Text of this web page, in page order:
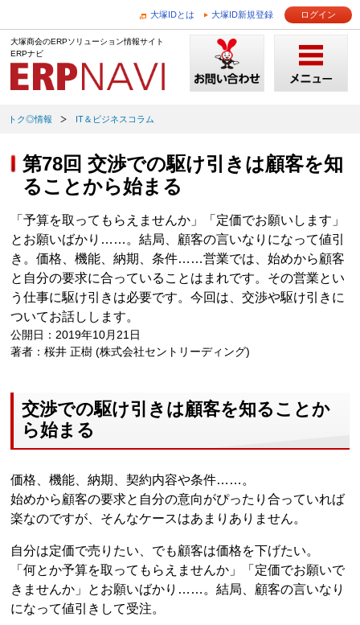
大塚IDとは 大塚ID新規登録 ログイン
大塚商会のERPソリューション情報サイト
ERPナビ
トク◎情報 IT＆ビジネスコラム
第78回 交渉での駆け引きは顧客を知
ることから始まる
「予算を取ってもらえませんか」「定価でお願いします」
とお願いばかり……。結局、顧客の言いなりになって値引
き。価格、機能、納期、条件……営業では、始めから顧客
と自分の要求に合っていることはまれです。その営業とい
う仕事に駆け引きは必要です。今回は、交渉や駆け引きに
ついてお話しします。
公開日：2019年10月21日
著者：桜井 正樹 (株式会社セントリーディング)
交渉での駆け引きは顧客を知ることか
ら始まる
価格、機能、納期、契約内容や条件……。
始めから顧客の要求と自分の意向がぴったり合っていれば
楽なのですが、そんなケースはあまりありません。
自分は定価で売りたい、でも顧客は価格を下げたい。
「何とか予算を取ってもらえませんか」「定価でお願いで
きませんか」とお願いばかり……。結局、顧客の言いなり
になって値引きして受注。